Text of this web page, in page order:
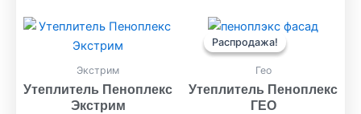
товара.
товара.
Экстрим
Утеплитель Пеноплекс
Экстрим
Диапазон
Этот
товар
несколько
вариаций.
Распродажа!
Распродажа!
Гео
Утеплитель Пеноплекс
ГЕО
Диапазон
цен:
Этот
товар
несколько
вариаций.